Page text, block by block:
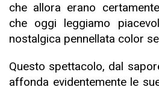
che allora erano
che oggi leggiamo
nostalgica pennellata color
Questo spettacolo, dal
affonda evidentemente le